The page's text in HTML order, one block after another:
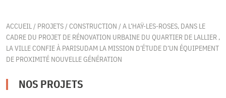
ACCUEIL/ PROJETS/CONSTRUCTION /A L’HAŸ-LES-ROSES, DANS LE
CADRE DU PROJET DE RÉNOVATION URBAINE DU QUARTIER DE LALLIER ,
LA VILLE CONFIE À PARISUDAM LA MISSION D’ÉTUDE D’UN ÉQUIPEMENT
DE PROXIMITÉ NOUVELLE GÉNÉRATION
NOS PROJETS